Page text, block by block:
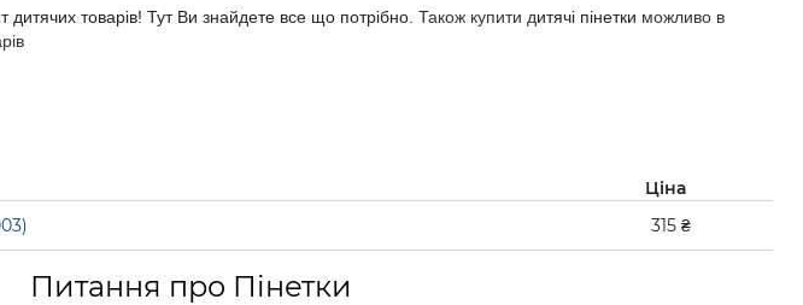
дитячих товарів! Тут Ви знайдете все що потрібно. Також купити дитячі пінетки можливо в
Ціна
315 ₴
Питання про Пінетки